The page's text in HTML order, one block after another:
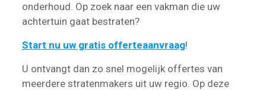
onderhoud. Op zoek naar een vakman die uw
achtertuin gaat bestraten?
Start nu uw gratis offerteaanvraag!
U ontvangt dan zo snel mogelijk offertes van
meerdere stratenmakers uit uw regio. Op deze